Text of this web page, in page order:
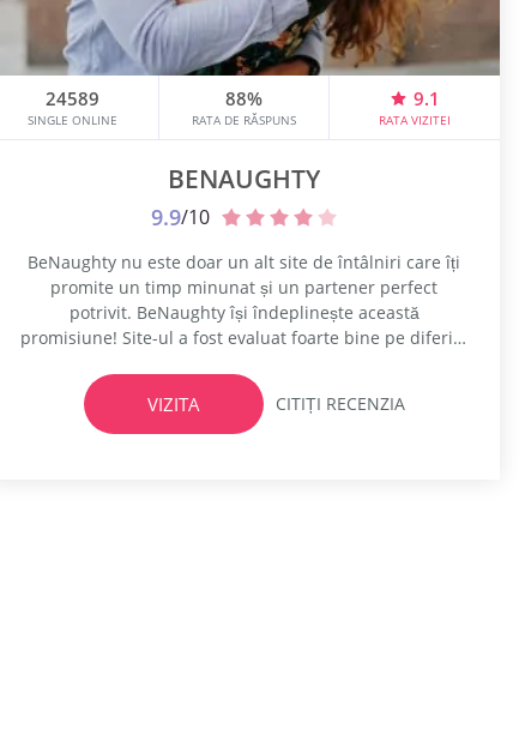
24589
SINGLE ONLINE
88%
RATA DE RĂSPUNS
9.1
RATA VIZITEI
BENAUGHTY
9.9/10
BeNaughty nu este doar un alt site de întâlniri care îți
promite un timp minunat și un partener perfect
potrivit. BeNaughty își îndeplinește această
promisiune! Site-ul a fost evaluat foarte bine pe diferite
perfect zece la zece pentru Cea mai mare bază de date
de membri Caracteristici interactive mai noi care sunt
introduse...
VIZITA CITIȚI RECENZIA